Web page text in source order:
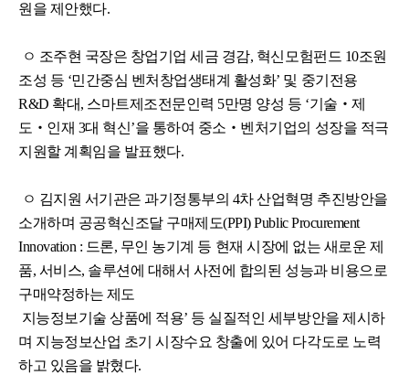
원을 제안했다.
ㅇ 조주현 국장은 창업기업 세금 경감, 혁신모험펀드 10조원
조성 등 ‘민간중심 벤처창업생태계 활성화’ 및 중기전용
R&D 확대, 스마트제조전문인력 5만명 양성 등 ‘기술‧제
도‧인재 3대 혁신’을 통하여 중소‧벤처기업의 성장을 적극
지원할 계획임을 발표했다.
ㅇ 김지원 서기관은 과기정통부의 4차 산업혁명 추진방안을
소개하며 공공혁신조달 구매제도(PPI) Public Procurement
Innovation : 드론, 무인 농기계 등 현재 시장에 없는 새로운 제
품, 서비스, 솔루션에 대해서 사전에 합의된 성능과 비용으로
구매약정하는 제도
지능정보기술 상품에 적용’ 등 실질적인 세부방안을 제시하
며 지능정보산업 초기 시장수요 창출에 있어 다각도로 노력
하고 있음을 밝혔다.